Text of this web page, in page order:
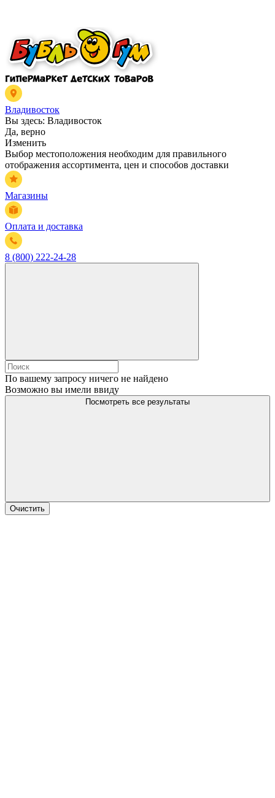
Владивосток
Вы здесь: Владивосток
Да, верно
Изменить
Выбор местоположения необходим для правильного
отображения ассортимента, цен и способов доставки
Магазины
Оплата и доставка
8 (800) 222-24-28
По вашему запросу ничего не найдено
Возможно вы имели ввиду
Посмотреть все результаты
Очистить